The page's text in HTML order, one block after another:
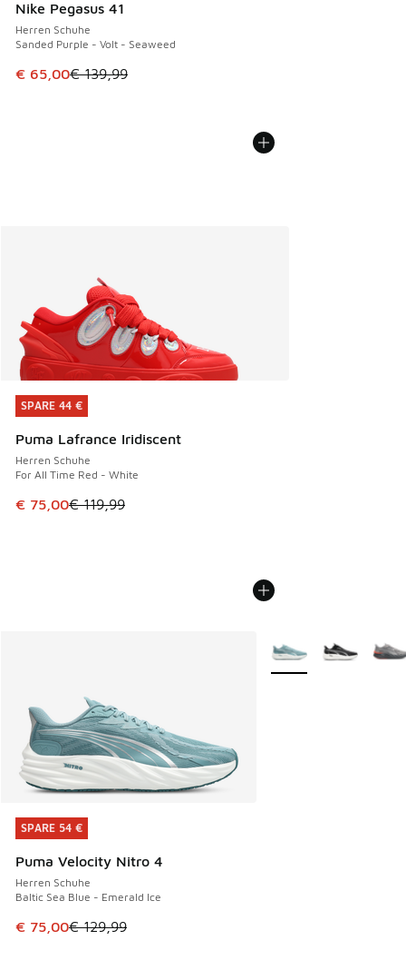
Nike Pegasus 41
Herren Schuhe
Sanded Purple - Volt - Seaweed
Dieser Artikel ist im Sale. Der Preis ist von € 139,99 auf €
€ 65,00€ 139,99
SPARE 44 €
Puma Lafrance Iridiscent
Herren Schuhe
For All Time Red - White
Dieser Artikel ist im Sale. Der Preis ist von € 119,99 auf €
€ 75,00€ 119,99
SPARE 44 €
SPARE 54 €
Puma Velocity Nitro 4
Herren Schuhe
Baltic Sea Blue - Emerald Ice
Dieser Artikel ist im Sale. Der Preis ist von € 129,99 auf €
€ 75,00€ 129,99
SPARE 54 €
Weitere Farben